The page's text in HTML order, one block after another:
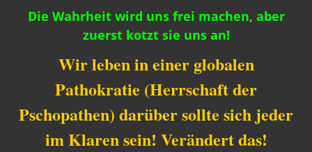
Die Wahrheit wird uns frei machen, aber
zuerst kotzt sie uns an!
Wir leben in einer globalen
Pathokratie (Herrschaft der
Pschopathen) darüber sollte sich jeder
im Klaren sein! Verändert das!